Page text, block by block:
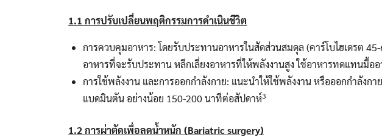
1.1 การปรับเปลี่ยนพฤติกรรมการดำเนินชีวิต
การควบคุมอาหาร: โดยรับประทานอาหารในสัดส่วนสมดุล (คาร์โบไฮเดรต
อาหารที่จะรับประทาน หลีกเลี่ยงอาหารที่ให้พลังงานสูง ใช้อาหารทดแทนมื้ออ
การใช้พลังงาน และการออกกำลังกาย: แนะนำให้ใช้พลังงาน หรือออกกำลังก
แบดมินตัน อย่างน้อย 150-200 นาทีต่อสัปดาห์3
1.2การผ่าตัดเพื่อลดน้ำหนัก (Bariatric surgery)